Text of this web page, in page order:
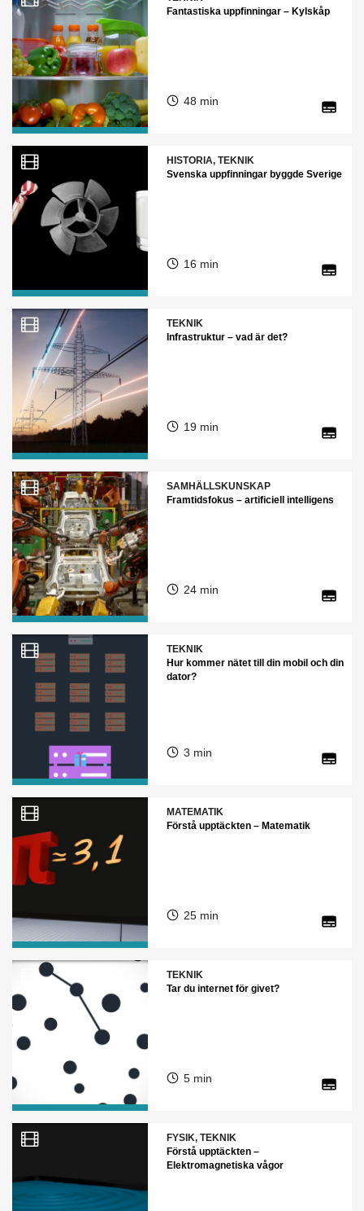
Fantastiska uppfinningar – Kylskåp
48 min
HISTORIA, TEKNIK
Svenska uppfinningar byggde Sverige
16 min
TEKNIK
Infrastruktur – vad är det?
19 min
SAMHÄLLSKUNSKAP
Framtidsfokus – artificiell intelligens
24 min
TEKNIK
Hur kommer nätet till din mobil och din
dator?
3 min
MATEMATIK
Förstå upptäckten – Matematik
25 min
TEKNIK
Tar du internet för givet?
5 min
FYSIK, TEKNIK
Förstå upptäckten –
Elektromagnetiska vågor